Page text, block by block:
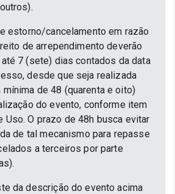
estorno/cancelamento em razão
de arrependimento deverão
7 (sete) dias contados da data
desde que seja realizada
de 48 (quarenta e oito)
do evento, conforme item
Uso. O prazo de 48h busca evitar
de tal mecanismo para repasse
a terceiros por parte
da descrição do evento acima